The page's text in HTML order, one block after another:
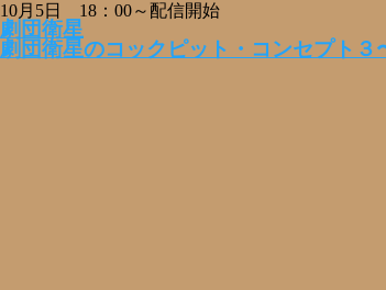
10月5日 18：00～配信開始
劇団衛星
劇団衛星のコックピット・コンセプト３